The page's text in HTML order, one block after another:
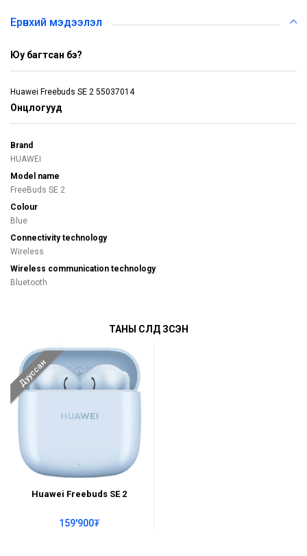
Ерөнхий мэдээлэл
Юу багтсан бэ?
Huawei Freebuds SE 2 55037014
Онцлогууд
Brand
HUAWEI
Model name
FreeBuds SE 2
Colour
Blue
Connectivity technology
Wireless
Wireless communication technology
Bluetooth
Дууссан
Huawei Freebuds SE 2
159'900₮
ТАНЫ СҮҮЛД ҮЗСЭН